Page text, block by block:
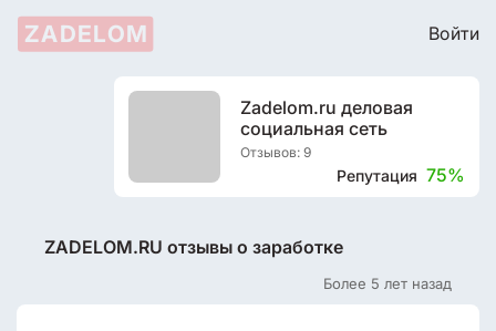
ZADELOM Войти
Zadelom.ru деловая
социальная сеть
Отзывов: 9
Репутация 75%
ZADELOM.RU отзывы о заработке
Более 5 лет назад